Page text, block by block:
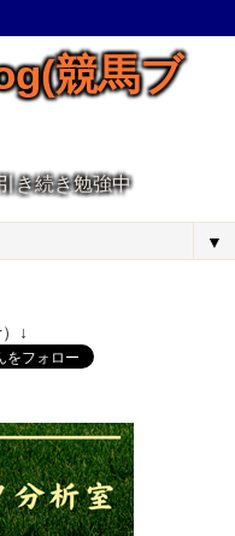
競馬ブ
き続き勉強中
▼
↓